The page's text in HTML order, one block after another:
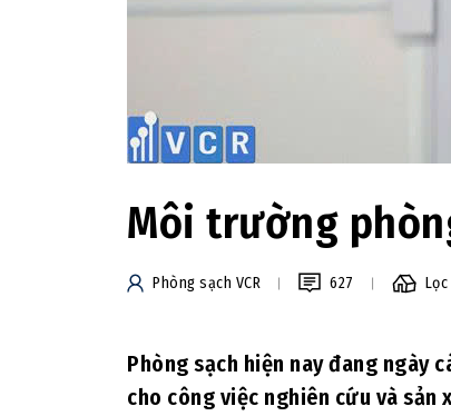
Môi trường
Phòng sạch VCR 627
Phòng sạch hiện nay đang ngày
cho công việc nghiên cứu và sản